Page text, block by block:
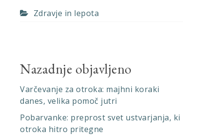
Zdravje in lepota
Nazadnje objavljeno
Varčevanje za otroka: majhni koraki
danes, velika pomoč jutri
Pobarvanke: preprost svet ustvarjanja, ki
otroka hitro pritegne